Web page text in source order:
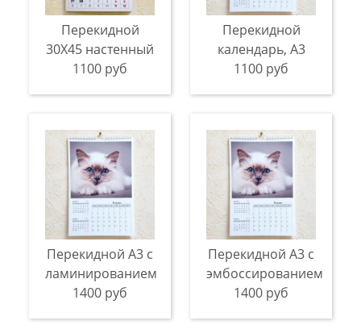
Перекидной
30X45 настенный
1100 руб
Перекидной
календарь, A3
1100 руб
Перекидной А3 с
ламинированием
1400 руб
Перекидной А3 с
эмбоссированием
1400 руб